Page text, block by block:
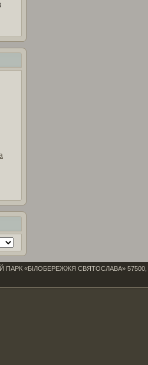
«БІЛОБЕРЕЖЖЯ СВЯТОСЛАВА» 57500,